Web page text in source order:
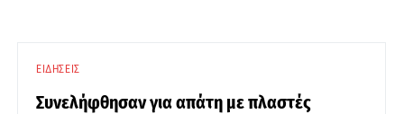
ΕΙΔΉΣΕΙΣ
Συνελήφθησαν για απάτη με πλαστές